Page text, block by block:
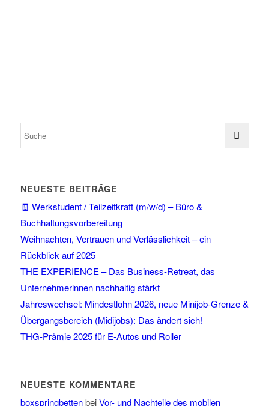
NEUESTE BEITRÄGE
🧾 Werkstudent / Teilzeitkraft (m/w/d) – Büro &
Buchhaltungsvorbereitung
Weihnachten, Vertrauen und Verlässlichkeit – ein
Rückblick auf 2025
THE EXPERIENCE – Das Business-Retreat, das
Unternehmerinnen nachhaltig stärkt
Jahreswechsel: Mindestlohn 2026, neue Minijob-Grenze &
Übergangsbereich (Midijobs): Das ändert sich!
THG-Prämie 2025 für E-Autos und Roller
NEUESTE KOMMENTARE
boxspringbettenbeiVor- und Nachteile des mobilen